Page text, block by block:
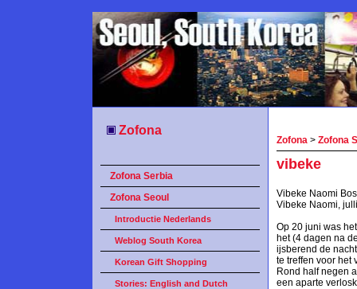
Zofona
Zofona Serbia
Zofona Seoul
Introductie Nederlands
Weblog South Korea
Korean Gift Shopping
Stories: English and Dutch
Zofona > Zofona
vibeke
Vibeke Naomi
Vibeke Naomi,
Op 20 juni was
het (4 dagen na
ijsberend de
te treffen voor het
Rond half negen
een aparte